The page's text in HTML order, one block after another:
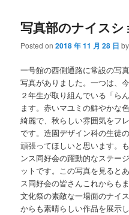
写真部のナイスシ
Posted on2018 年 11 月 28 日
一号館の西側通路に常設の写
写真がありました。一つは、
２年生が取り組んでいる「ら
ます。赤いマユミの鮮やかな
綺麗で、秋らしい雰囲気をフ
です。造園デザイン科の生徒
頑張ってほしいと思います。
ンス同好会の躍動的なステー
ットです。この写真を見ると
ス同好会の皆さんこれからも
文化祭の素敵な一場面のナイ
からも素晴らしい作品を展示し